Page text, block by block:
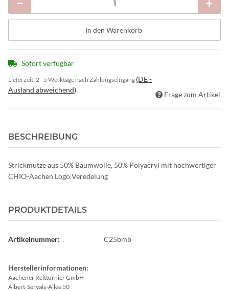
In den Warenkorb
Sofort verfügbar
Lieferzeit: 2 - 5 Werktage nach Zahlungseingang (DE -
Ausland abweichend)
Frage zum Artikel
BESCHREIBUNG
Strickmütze aus 50% Baumwolle, 50% Polyacryl mit hochwertiger
CHIO-Aachen Logo Veredelung
PRODUKTDETAILS
Artikelnummer: C25bmb
Herstellerinformationen:
Aachener Reitturnier GmbH
Albert-Servais-Allee 50